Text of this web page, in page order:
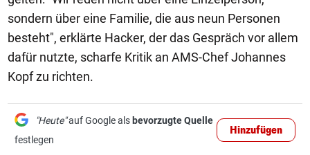
sondern über eine Familie, die aus neun Personen
besteht", erklärte Hacker, der das Gespräch vor allem
dafür nutzte, scharfe Kritik an AMS-Chef Johannes
Kopf zu richten.
"Heute"auf Google als bevorzugte Quelle
festlegen
Hinzufügen